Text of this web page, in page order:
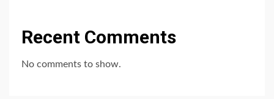
Recent Comments
No comments to show.